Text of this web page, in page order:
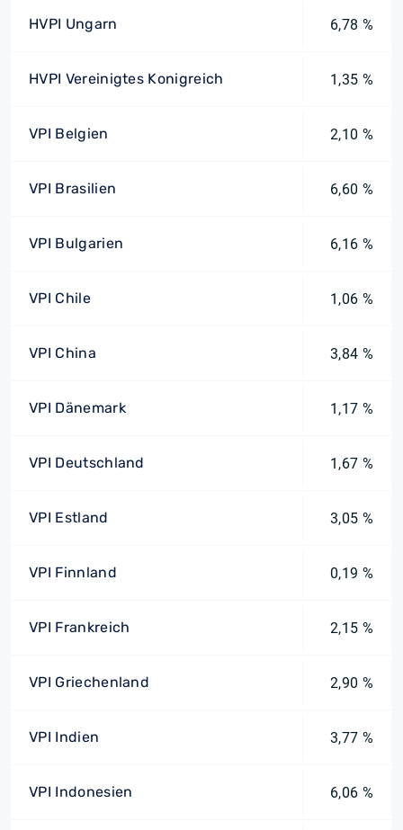
HVPI Ungarn 6,78 %
HVPI Vereinigtes Konigreich 1,35 %
VPI Belgien 2,10 %
VPI Brasilien 6,60 %
VPI Bulgarien 6,16 %
VPI Chile 1,06 %
VPI China 3,84 %
VPI Dänemark 1,17 %
VPI Deutschland 1,67 %
VPI Estland 3,05 %
VPI Finnland 0,19 %
VPI Frankreich 2,15 %
VPI Griechenland 2,90 %
VPI Indien 3,77 %
VPI Indonesien 6,06 %